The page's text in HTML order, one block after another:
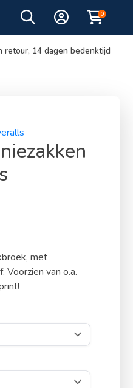
0
retour, 14 dagen bedenktijd
met
van o.a.